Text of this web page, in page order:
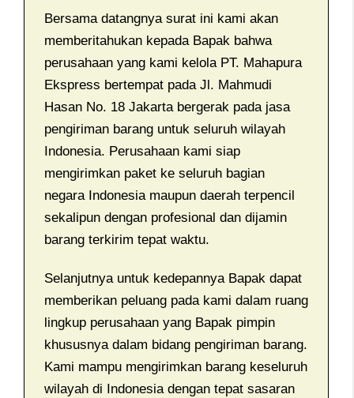
Bersama datangnya surat ini kami akan
memberitahukan kepada Bapak bahwa
perusahaan yang kami kelola PT. Mahapura
Ekspress bertempat pada Jl. Mahmudi
Hasan No. 18 Jakarta bergerak pada jasa
pengiriman barang untuk seluruh wilayah
Indonesia. Perusahaan kami siap
mengirimkan paket ke seluruh bagian
negara Indonesia maupun daerah terpencil
sekalipun dengan profesional dan dijamin
barang terkirim tepat waktu.
Selanjutnya untuk kedepannya Bapak dapat
memberikan peluang pada kami dalam ruang
lingkup perusahaan yang Bapak pimpin
khususnya dalam bidang pengiriman barang.
Kami mampu mengirimkan barang keseluruh
wilayah di Indonesia dengan tepat sasaran